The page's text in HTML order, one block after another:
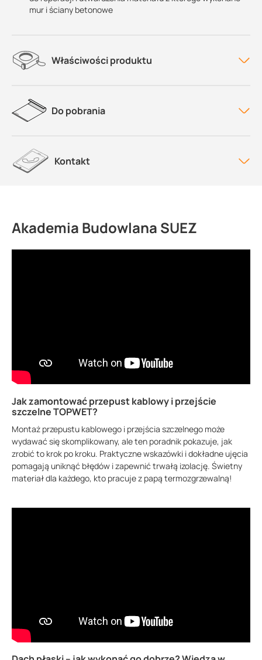
mur i ściany betonowe
Właściwości produktu
Do pobrania
Kontakt
Akademia Budowlana SUEZ
Jak zamontować przepust kablowy i przejście
szczelne TOPWET?
Montaż przepustu kablowego i przejścia szczelnego może
wydawać się skomplikowany, ale ten poradnik pokazuje, jak
zrobić to krok po kroku. Praktyczne wskazówki i dokładne ujęcia
pomagają uniknąć błędów i zapewnić trwałą izolację. Świetny
materiał dla każdego, kto pracuje z papą termozgrzewalną!